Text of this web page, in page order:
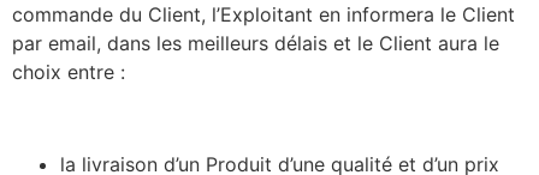
commande du Client, l’Exploitant en informera le Client
par email, dans les meilleurs délais et le Client aura le
choix entre :
la livraison d’un Produit d’une qualité et d’un prix